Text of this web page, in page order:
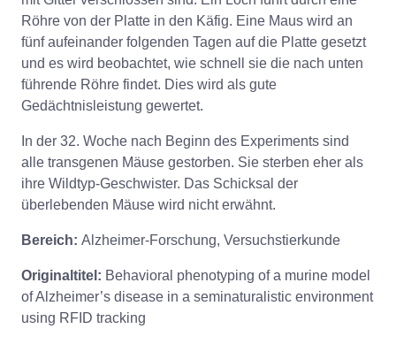
Röhre von der Platte in den Käfig. Eine Maus wird an
fünf aufeinander folgenden Tagen auf die Platte gesetzt
und es wird beobachtet, wie schnell sie die nach unten
führende Röhre findet. Dies wird als gute
Gedächtnisleistung gewertet.
In der 32. Woche nach Beginn des Experiments sind
alle transgenen Mäuse gestorben. Sie sterben eher als
ihre Wildtyp-Geschwister. Das Schicksal der
überlebenden Mäuse wird nicht erwähnt.
Bereich: Alzheimer-Forschung, Versuchstierkunde
Originaltitel: Behavioral phenotyping of a murine model
of Alzheimer’s disease in a seminaturalistic environment
using RFID tracking